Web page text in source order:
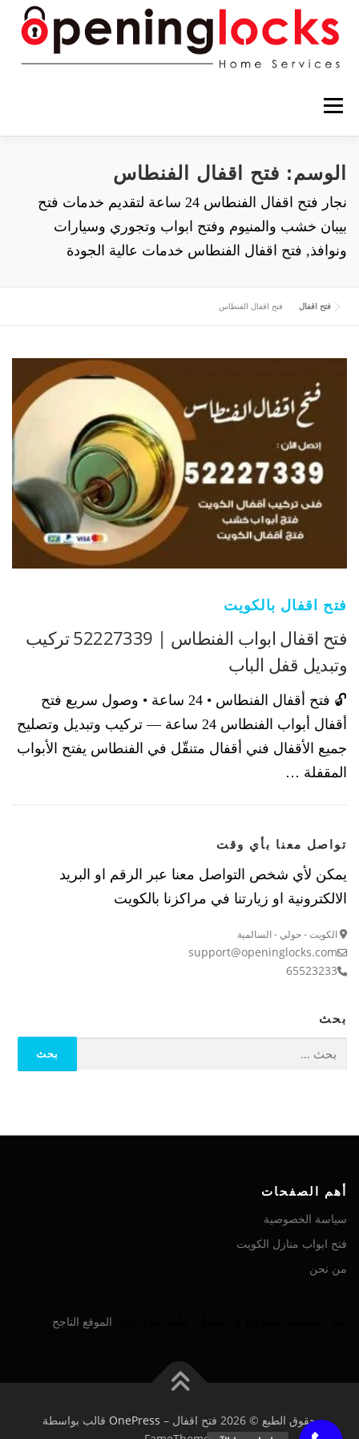
التجاوز إلى المحتوى
القائمة
فتح اقفال العاصمة فتح اقفال القرين
فتح اقفال حولي فتح اقفال الاحمدي
الوسم: فتح اقفال الفنطاس
نجار فتح اقفال الفنطاس 24 ساعة لتقديم خدمات فتح
بيبان خشب والمنيوم وفتح ابواب وتجوري وسيارات
ونوافذ, فتح اقفال الفنطاس خدمات عالية الجودة
فتح اقفال فتح اقفال الفنطاس
فتح اقفال بالكويت
فتح اقفال ابواب الفنطاس | 52227339 تركيب
وتبديل قفل الباب
🔓 فتح أقفال الفنطاس • 24 ساعة • وصول سريع فتح
أقفال أبواب الفنطاس 24 ساعة — تركيب وتبديل وتصليح
جميع الأقفال فني أقفال متنقّل في الفنطاس يفتح الأبواب
المقفلة …
تواصل معنا بأي وقت
يمكن لأي شخص التواصل معنا عبر الرقم او البريد
الالكترونية او زيارتنا في مراكزنا بالكويت
الكويت - حولي - السالمية
support@openinglocks.com
65523233
بحث
أهم الصفحات
سياسة الخصوصية
فتح ابواب منازل الكويت
من نحن
الموقع الناجح
حقوق الطبع © 2026 فتح اقفال –
OnePress قالب بواسطة